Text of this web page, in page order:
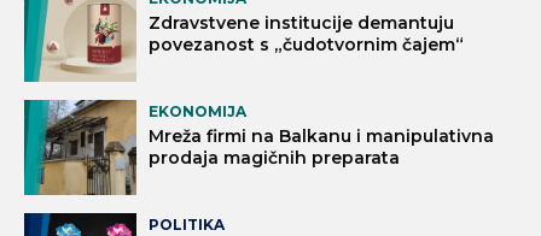
Zdravstvene institucije demantuju
povezanost s „čudotvornim čajem“
EKONOMIJA
Mreža firmi na Balkanu i manipulativna
prodaja magičnih preparata
POLITIKA